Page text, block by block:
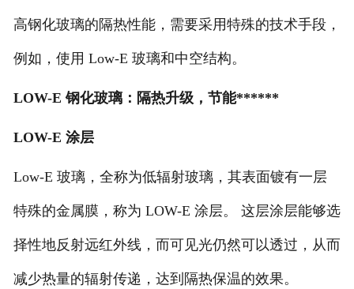
高钢化玻璃的隔热性能，需要采用特殊的技术手段，
例如，使用 Low-E 玻璃和中空结构。
LOW-E 钢化玻璃：隔热升级，节能******
LOW-E 涂层
Low-E 玻璃，全称为低辐射玻璃，其表面镀有一层
特殊的金属膜，称为 LOW-E 涂层。 这层涂层能够选
择性地反射远红外线，而可见光仍然可以透过，从而
减少热量的辐射传递，达到隔热保温的效果。